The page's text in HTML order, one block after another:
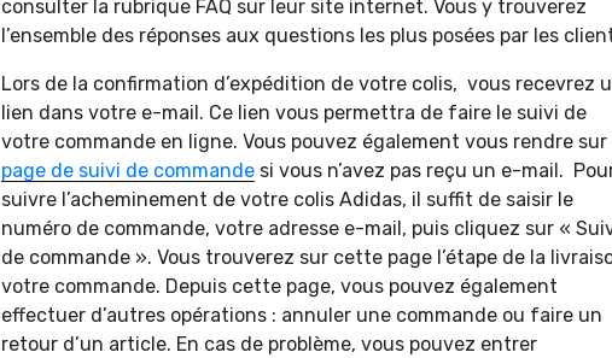
consulter la rubrique FAQ sur leur site internet. Vous y trouverez
l’ensemble des réponses aux questions les plus posées par les
Lors de la confirmation d’expédition de votre colis, vous recevrez
lien dans votre e-mail. Ce lien vous permettra de faire le suivi de
votre commande en ligne. Vous pouvez également vous rendre sur
page de suivi de commande si vous n’avez pas reçu un e-mail.
suivre l’acheminement de votre colis Adidas, il suffit de saisir le
numéro de commande, votre adresse e-mail, puis cliquez sur «
de commande ». Vous trouverez sur cette page l’étape de la
votre commande. Depuis cette page, vous pouvez également
effectuer d’autres opérations : annuler une commande ou faire un
retour d’un article. En cas de problème, vous pouvez entrer